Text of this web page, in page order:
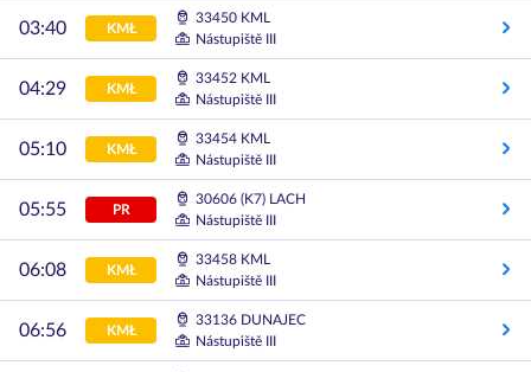
03:40 KMŁ
33450 KML
Nástupiště III
04:29 KMŁ
33452 KML
Nástupiště III
05:10 KMŁ
33454 KML
Nástupiště III
05:55 PR
30606 (K7) LACH
Nástupiště III
06:08 KMŁ
33458 KML
Nástupiště III
06:56 KMŁ
33136 DUNAJEC
Nástupiště III